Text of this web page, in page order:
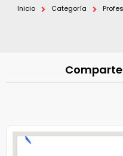
Inicio Categoría